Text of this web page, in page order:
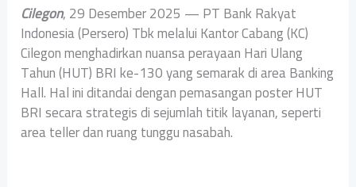
Cilegon, 29 Desember 2025 — PT Bank Rakyat
Indonesia (Persero) Tbk melalui Kantor Cabang (KC)
Cilegon menghadirkan nuansa perayaan Hari Ulang
Tahun (HUT) BRI ke-130 yang semarak di area Banking
Hall. Hal ini ditandai dengan pemasangan poster HUT
BRI secara strategis di sejumlah titik layanan, seperti
area teller dan ruang tunggu nasabah.